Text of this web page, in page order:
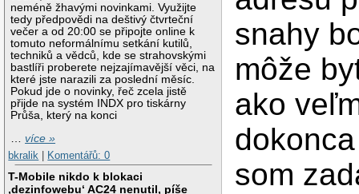
neméně žhavými novinkami. Využijte
tedy předpovědi na deštivý čtvrteční
večer a od 20:00 se připojte online k
tomuto neformálnímu setkání kutilů,
techniků a vědců, kde se strahovskými
bastlíři proberete nejzajímavější věci, na
které jste narazili za poslední měsíc.
Pokud jde o novinky, řeč zcela jistě
přijde na systém INDX pro tiskárny
Průša, který na konci
…více »
bkralik
Komentářů: 0
T-Mobile nikdo k blokaci
‚dezinfowebu‘ AC24 nenutil, píše
snahy
môže
ako
som